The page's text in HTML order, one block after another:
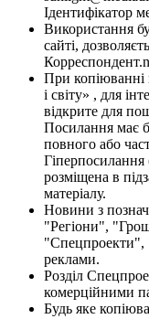
Ідентифікатор
Використання
сайті,
При копіюванні
і світу» , для
відкрите для
Посилання має
повного або
розміщена в
матеріалу.
Новини з
"Регіони",
"Спецпроекти",
реклами.
Розділ
комерційними
Будь яке